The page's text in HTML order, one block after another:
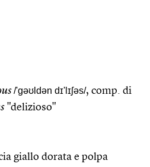
/'gəʊldən dɪ'lɪʃəs/, comp. di
"delizioso"
giallo dorata e polpa